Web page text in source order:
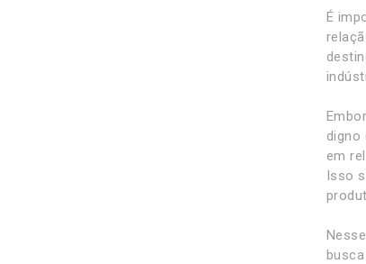
É
digno
em
Isso